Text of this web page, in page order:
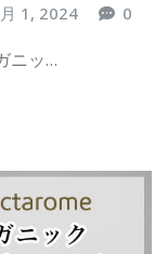
1, 2024 0
ニッ…